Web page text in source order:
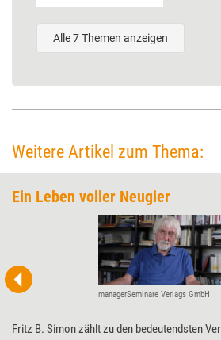
Alle 7 Themen anzeigen
Weitere Artikel zum Thema:
Ein Leben voller Neugier
managerSeminare Verlags GmbH
Fritz B. Simon zählt zu den bedeutendsten